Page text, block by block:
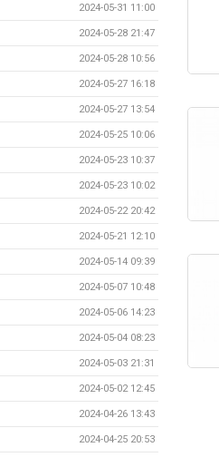
2024-05-31 11:00
2024-05-28 21:47
2024-05-28 10:56
2024-05-27 16:18
2024-05-27 13:54
2024-05-25 10:06
2024-05-23 10:37
2024-05-23 10:02
2024-05-22 20:42
2024-05-21 12:10
2024-05-14 09:39
2024-05-07 10:48
2024-05-06 14:23
2024-05-04 08:23
2024-05-03 21:31
2024-05-02 12:45
2024-04-26 13:43
2024-04-25 20:53